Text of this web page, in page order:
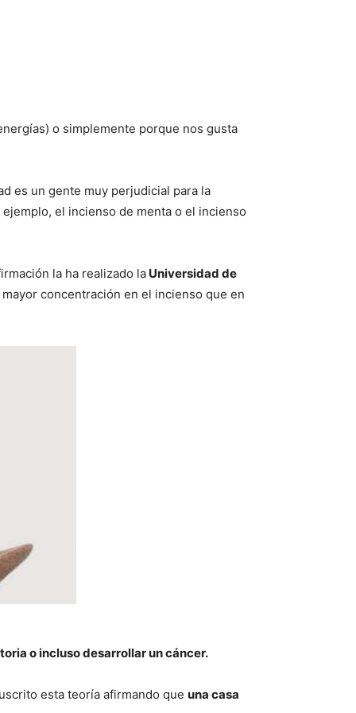
o simplemente porque nos gusta
es un gente muy perjudicial para la
el incienso de menta o el incienso
la ha realizado la Universidad de
concentración en el incienso que en
o incluso desarrollar un cáncer.
esta teoría afirmando que una casa